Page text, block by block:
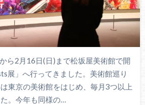
ら2月16日(日)まで松坂屋美術館で開
展」へ行ってきました。美術館巡り
東京の美術館をはじめ、毎月3つ以上
。今年も同様の…